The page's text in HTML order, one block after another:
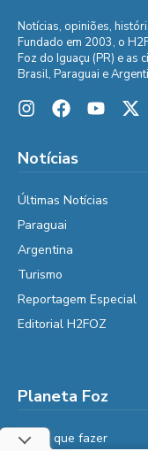
Notícias, opiniões,
Fundado em 2003, o
Foz do Iguaçu (PR) e as
Brasil, Paraguai e
Notícias
Últimas Notícias
Paraguai
Argentina
Turismo
Reportagem Especial
Editorial H2FOZ
Planeta Foz
Foz, o que fazer